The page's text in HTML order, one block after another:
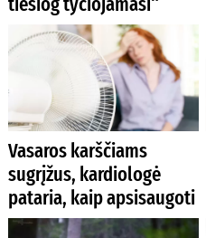
Vasaros karščiams
sugrįžus, kardiologė
pataria, kaip apsisaugoti